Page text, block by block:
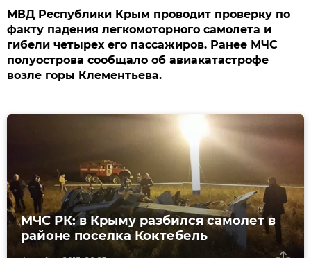
МВД Республики Крым проводит проверку по
факту падения легкомоторного самолета и
гибели четырех его пассажиров. Ранее МЧС
полуострова сообщало об авиакатастрофе
возле горы Клементьева.
МЧС РК: в Крыму разбился самолет в
районе поселка Коктебель